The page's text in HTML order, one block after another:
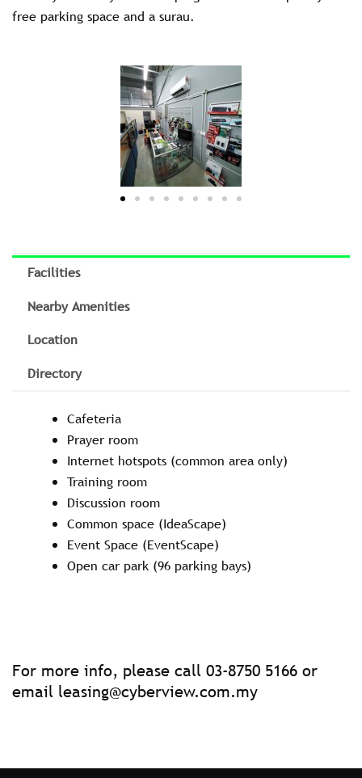
free parking space and a surau.​
Facilities
Nearby Amenities
Location
Directory
Cafeteria
Prayer room
Internet hotspots (common area only)
Training room
Discussion room
Common space (IdeaScape)
Event Space (EventScape)
Open car park (96 parking bays)
For more info, please call 03-8750 5166 or
email leasing@cyberview.com.my